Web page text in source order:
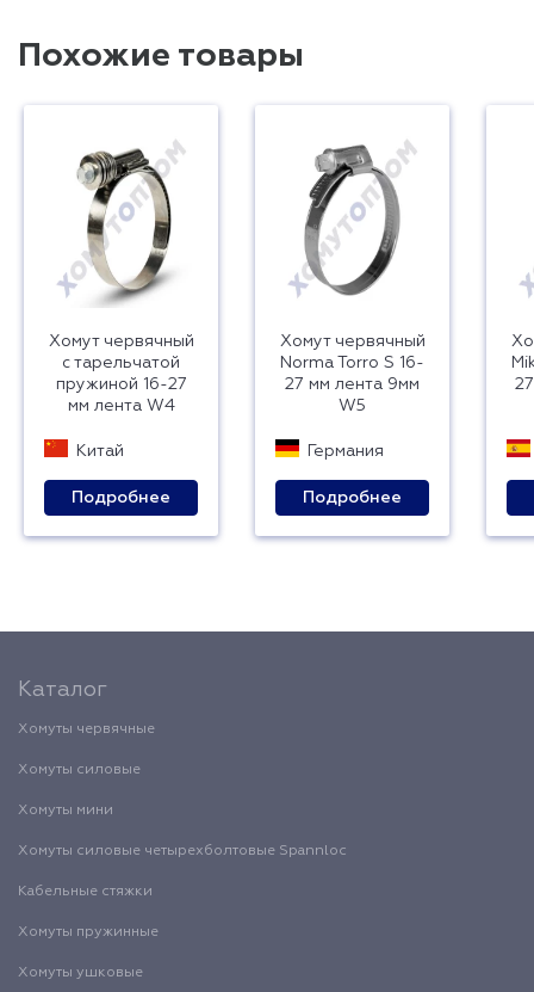
Похожие товары
Хомут червячный
с тарельчатой
пружиной 16-27
мм лента W4
Китай
Подробнее
Хомут червячный
Norma Torro S 16-
27 мм лента 9мм
W5
Германия
Подробнее
Каталог
Хомуты червячные
Хомуты силовые
Хомуты мини
Хомуты силовые четырехболтовые Spannloc
Кабельные стяжки
Хомуты пружинные
Хомуты ушковые